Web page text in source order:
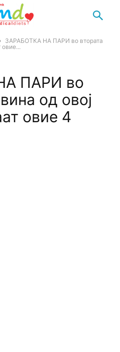
ЗАРАБОТКА НА ПАРИ во втората
овие...
ПАРИ во
од овој
овие 4